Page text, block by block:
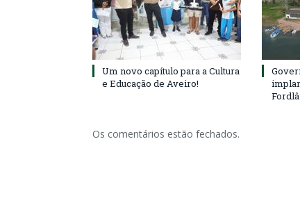
Um novo capítulo para a Cultura
e Educação de Aveiro!
Os comentários estão fechados.